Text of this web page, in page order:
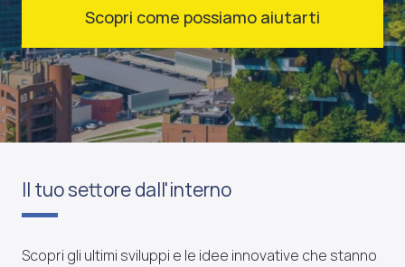
Scopri come possiamo aiutarti
Il tuo settore dall'interno
Scopri gli ultimi sviluppi e le idee innovative che stanno